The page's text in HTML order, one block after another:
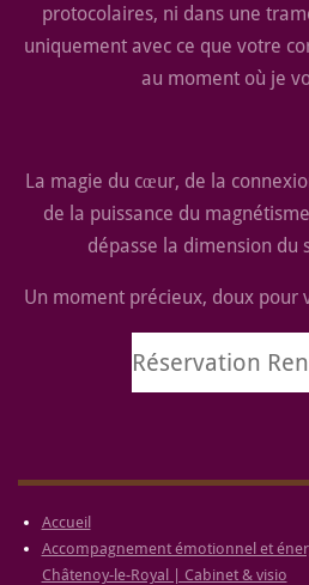
protocolaires, ni dans une
uniquement avec ce que votre
au moment où je
La magie du cœur, de la
de la puissance du
dépasse la dimension du
Un moment précieux, doux pour
Réservation
Accueil
Accompagnement émotionnel et
Châtenoy-le-Royal | Cabinet & visio